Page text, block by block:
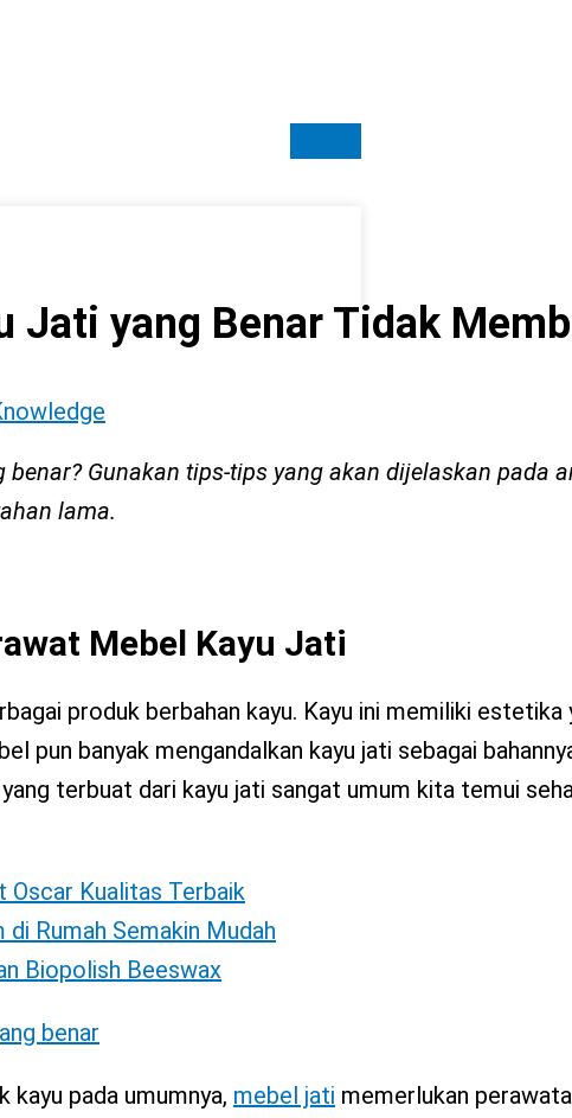
Jati yang Benar Tidak
benar? Gunakan tips-tips yang akan dijelaskan pada
lama.
Mebel Kayu Jati
produk berbahan kayu. Kayu ini memiliki estetika
pun banyak mengandalkan kayu jati sebagai
terbuat dari kayu jati sangat umum kita temui
Kualitas Terbaik
Rumah Semakin Mudah
Biopolish Beeswax
benar
kayu pada umumnya, mebel jati memerlukan